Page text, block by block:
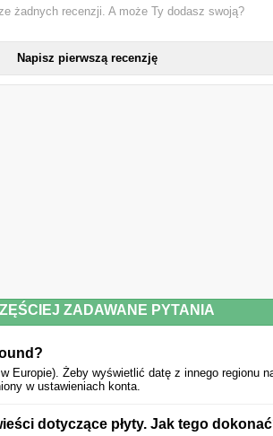
żadnych recenzji. A może Ty dodasz swoją?
Napisz pierwszą recenzję
ZADAWANE PYTANIA
Europie). Żeby wyświetlić datę z innego regionu
w ustawieniach konta.
dotyczące płyty. Jak tego